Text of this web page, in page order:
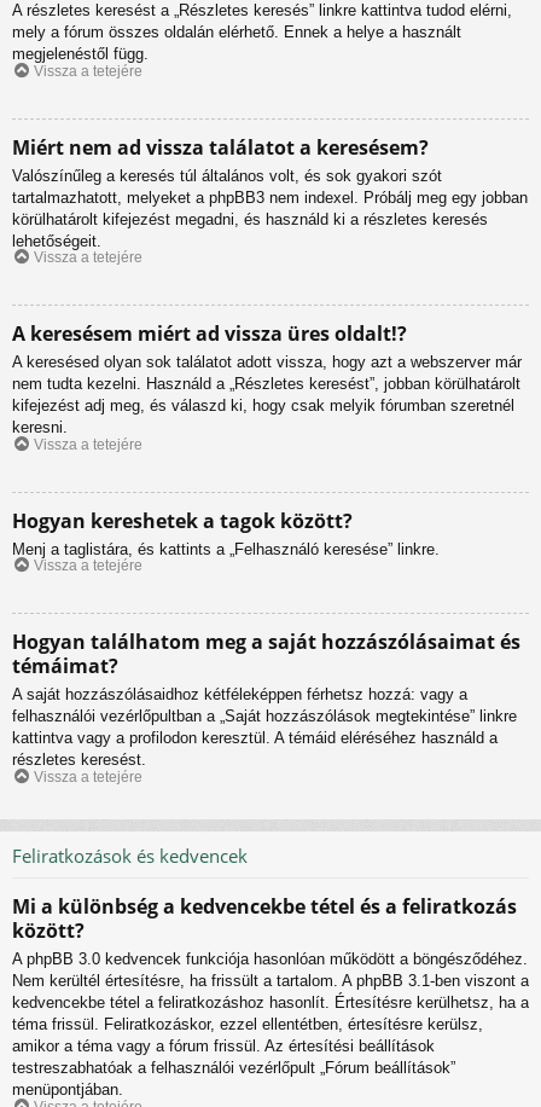
A részletes keresést a „Részletes keresés” linkre kattintva tudod elérni,
mely a fórum összes oldalán elérhető. Ennek a helye a használt
megjelenéstől függ.
Vissza a tetejére
Miért nem ad vissza találatot a keresésem?
Valószínűleg a keresés túl általános volt, és sok gyakori szót
tartalmazhatott, melyeket a phpBB3 nem indexel. Próbálj meg egy jobban
körülhatárolt kifejezést megadni, és használd ki a részletes keresés
lehetőségeit.
Vissza a tetejére
A keresésem miért ad vissza üres oldalt!?
A keresésed olyan sok találatot adott vissza, hogy azt a webszerver már
nem tudta kezelni. Használd a „Részletes keresést”, jobban körülhatárolt
kifejezést adj meg, és válaszd ki, hogy csak melyik fórumban szeretnél
keresni.
Vissza a tetejére
Hogyan kereshetek a tagok között?
Menj a taglistára, és kattints a „Felhasználó keresése” linkre.
Vissza a tetejére
Hogyan találhatom meg a saját hozzászólásaimat és
témáimat?
A saját hozzászólásaidhoz kétféleképpen férhetsz hozzá: vagy a
felhasználói vezérlőpultban a „Saját hozzászólások megtekintése” linkre
kattintva vagy a profilodon keresztül. A témáid eléréséhez használd a
részletes keresést.
Vissza a tetejére
Feliratkozások és kedvencek
Mi a különbség a kedvencekbe tétel és a feliratkozás
között?
A phpBB 3.0 kedvencek funkciója hasonlóan működött a böngésződéhez.
Nem kerültél értesítésre, ha frissült a tartalom. A phpBB 3.1-ben viszont a
kedvencekbe tétel a feliratkozáshoz hasonlít. Értesítésre kerülhetsz, ha a
téma frissül. Feliratkozáskor, ezzel ellentétben, értesítésre kerülsz,
amikor a téma vagy a fórum frissül. Az értesítési beállítások
testreszabhatóak a felhasználói vezérlőpult „Fórum beállítások”
menüpontjában.